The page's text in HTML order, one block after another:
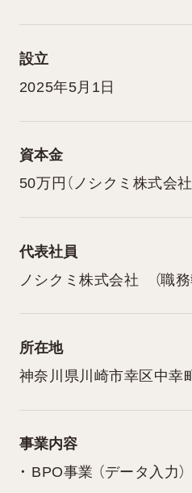
設立
2025年5月1日
資本金
50万円（ノシクミ株式会社
代表社員
ノシクミ株式会社 （職務
所在地
神奈川県川崎市幸区中幸
事業内容
・ BPO事業 （データ入力）